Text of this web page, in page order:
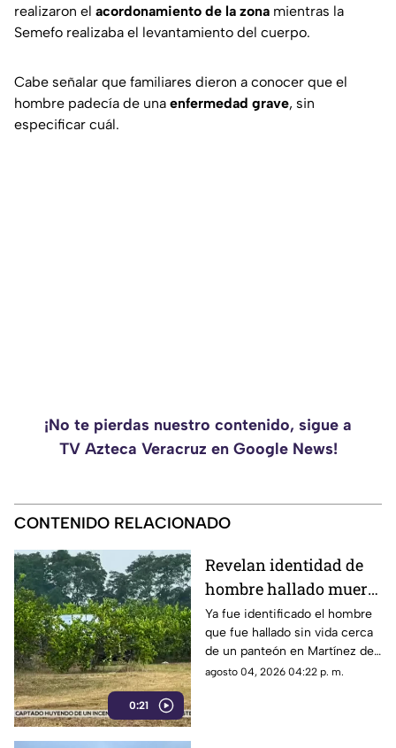
realizaron el acordonamiento de la zona mientras la
Semefo realizaba el levantamiento del cuerpo.
Cabe señalar que familiares dieron a conocer que el
hombre padecía de una enfermedad grave, sin
especificar cuál.
¡No te pierdas nuestro contenido, sigue a
TV Azteca Veracruz en Google News!
CONTENIDO RELACIONADO
0:21
Revelan identidad de
hombre hallado muerto
cerca de panteón en
Veracruz
Ya fue identificado el hombre
que fue hallado sin vida cerca
de un panteón en Martínez de
la Torre, Veracruz.
agosto 04, 2026 04:22 p. m.